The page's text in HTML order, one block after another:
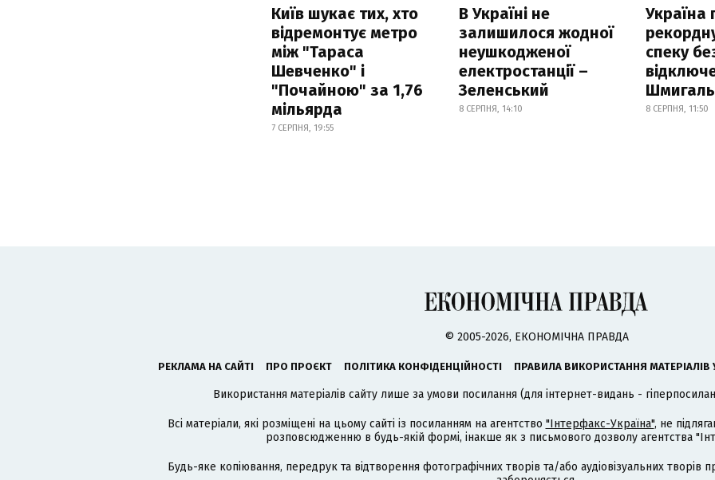
Київ шукає тих, хто
відремонтує метро
між "Тараса
Шевченко" і
"Почайною" за 1,76
мільярда
7 СЕРПНЯ, 19:55
В Україні не
залишилося жодної
неушкодженої
електростанції –
Зеленський
8 СЕРПНЯ, 14:10
спеку
Шмигаль
8 СЕРПНЯ, 11:50
© 2005-2026, ЕКОНОМІЧНА ПРАВДА
РЕКЛАМА НА САЙТІ ПРО ПРОЄКТ ПОЛІТИКА КОНФІДЕНЦІЙНОСТІ ПРАВИЛА ВИКОРИСТАННЯ МАТЕРІАЛІВ
Використання матеріалів сайту лише за умови посилання (для інтернет-видань -
Всі матеріали, які розміщені на цьому сайті із посиланням на агентство "Інтерфакс-Україна", не
розповсюдженню в будь-якій формі, інакше як з письмового дозволу агентства
Будь-яке копіювання, передрук та відтворення фотографічних творів та/або аудіовізуальних